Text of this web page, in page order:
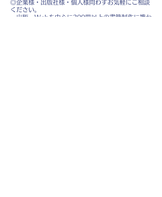
◎企業様・出版社様・個人様問わずお気軽にご相談
ください。
出版・Webを中心に300冊以上の書籍制作に携わ